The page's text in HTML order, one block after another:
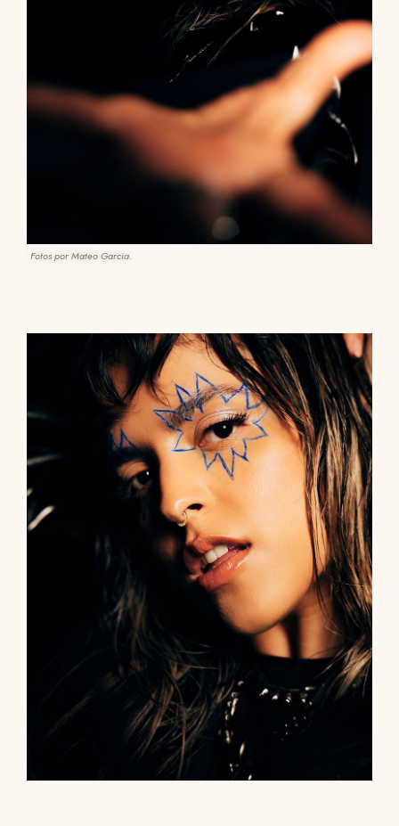
Fotos por Mateo Garcia.